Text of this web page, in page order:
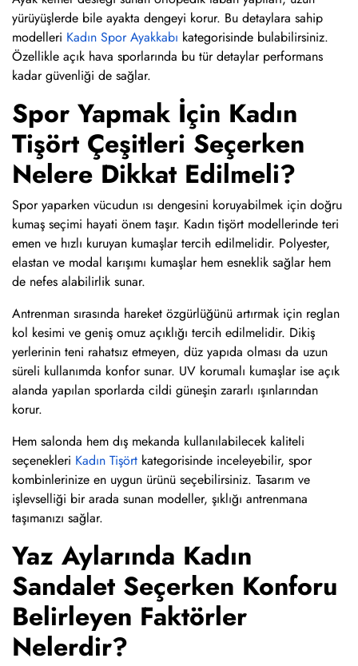
yürüyüşlerde bile ayakta dengeyi korur. Bu detaylara sahip
modelleri Kadın Spor Ayakkabı kategorisinde bulabilirsiniz.
Özellikle açık hava sporlarında bu tür detaylar performans
kadar güvenliği de sağlar.
Spor Yapmak İçin Kadın
Tişört Çeşitleri Seçerken
Nelere Dikkat Edilmeli?
Spor yaparken vücudun ısı dengesini koruyabilmek için doğru
kumaş seçimi hayati önem taşır. Kadın tişört modellerinde teri
emen ve hızlı kuruyan kumaşlar tercih edilmelidir. Polyester,
elastan ve modal karışımı kumaşlar hem esneklik sağlar hem
de nefes alabilirlik sunar.
Antrenman sırasında hareket özgürlüğünü artırmak için reglan
kol kesimi ve geniş omuz açıklığı tercih edilmelidir. Dikiş
yerlerinin teni rahatsız etmeyen, düz yapıda olması da uzun
süreli kullanımda konfor sunar. UV korumalı kumaşlar ise açık
alanda yapılan sporlarda cildi güneşin zararlı ışınlarından
korur.
Hem salonda hem dış mekanda kullanılabilecek kaliteli
seçenekleri Kadın Tişört kategorisinde inceleyebilir, spor
kombinlerinize en uygun ürünü seçebilirsiniz. Tasarım ve
işlevselliği bir arada sunan modeller, şıklığı antrenmana
taşımanızı sağlar.
Yaz Aylarında Kadın
Sandalet Seçerken Konforu
Belirleyen Faktörler
Nelerdir?